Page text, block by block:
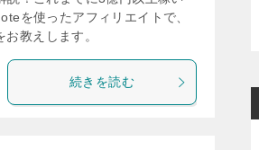
を使ったアフィリエイトで、
教えします。
続きを読む